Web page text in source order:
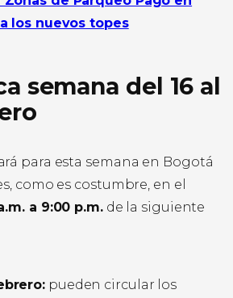
los nuevos topes
semana del 16 al
para esta semana en Bogotá
como es costumbre, en el
a 9:00 p.m.de la siguiente
pueden circular los